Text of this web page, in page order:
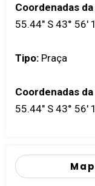
Coordenadas
55.44" S 43° 56'
Tipo: Praça
Coordenadas
55.44" S 43° 56'